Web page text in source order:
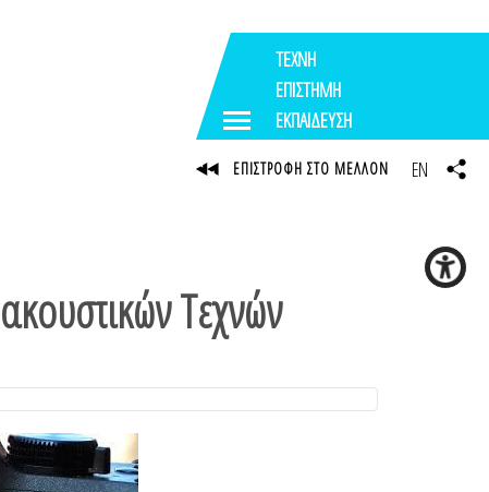
Τεχνών
ΤΕΧΝΗ
ΕΠΙΣΤΗΜΗ
ΕΚΠΑΙΔΕΥΣΗ
ΕΠΙΣΤΡΟΦΗ ΣΤΟ ΜΕΛΛΟΝ EN